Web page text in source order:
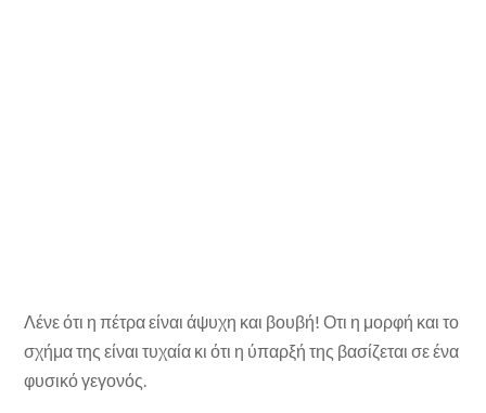
Λένε ότι η πέτρα είναι άψυχη και βουβή! Οτι η μορφή και το
σχήμα της είναι τυχαία κι ότι η ύπαρξή της βασίζεται σε ένα
φυσικό γεγονός.